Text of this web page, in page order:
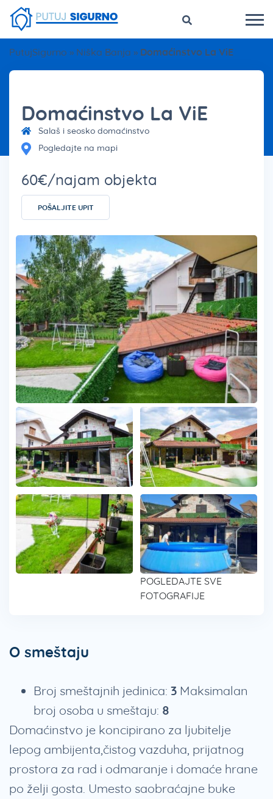
PutujSigurno » Niška Banja » Domaćinstvo La ViE
Domaćinstvo La ViE
Salaš i seosko domaćinstvo
Pogledajte na mapi
60€/najam objekta
POŠALJITE UPIT
POGLEDAJTE SVE
FOTOGRAFIJE
O smeštaju
Broj smeštajnih jedinica: 3 Maksimalan
broj osoba u smeštaju: 8
Domaćinstvo je koncipirano za ljubitelje
lepog ambijenta,čistog vazduha, prijatnog
prostora za rad i odmaranje i domaće hrane
po želji gosta. Umesto saobraćajne buke